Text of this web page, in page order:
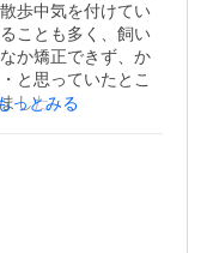
歩中気を付けてい
ことも多く、飼い
か矯正できず、か
と思っていたとこ
した。装着すると
素材が柔らかいの
疑問なので星4つと
っとみる